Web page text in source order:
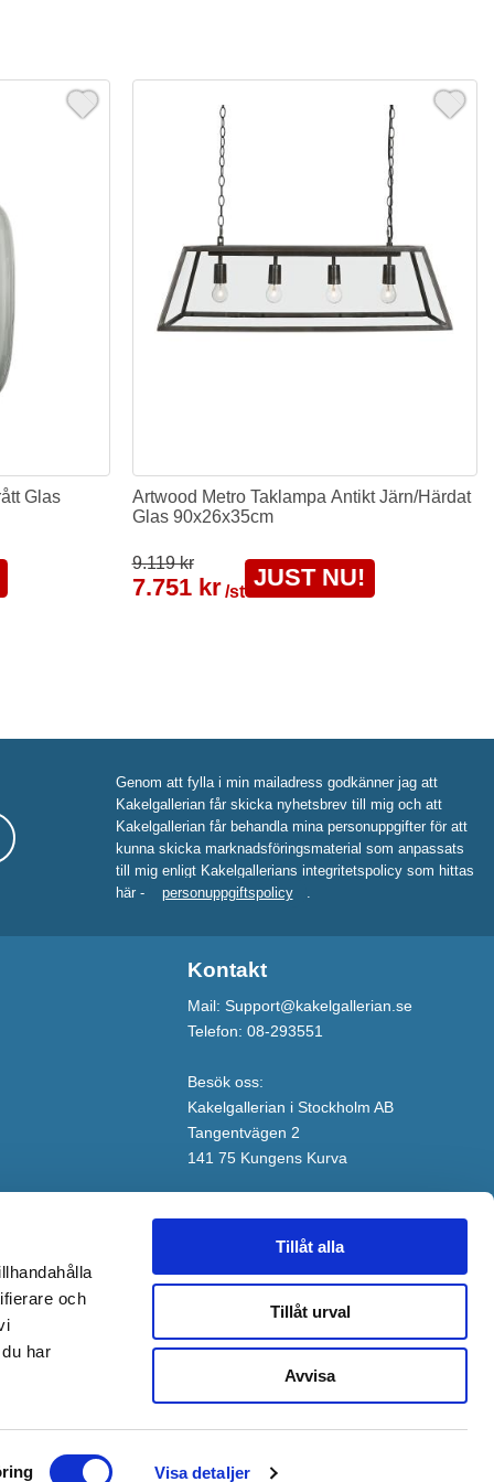
och
har
Visa detaljer
Tillåt alla
Tillåt urval
Avvisa
Glas
Artwood Metro Taklampa Antikt Järn/Härdat
Glas 90x26x35cm
9.119 kr
7.751 kr /st
JUST NU!
Genom att fylla i min mailadress godkänner jag att
Kakelgallerian får skicka nyhetsbrev till mig och att
Kakelgallerian får behandla mina personuppgifter för att
kunna skicka marknadsföringsmaterial som anpassats
till mig enligt Kakelgallerians integritetspolicy som hittas
här -
personuppgiftspolicy
Kontakt
Mail: Support@kakelgallerian.se
Telefon: 08-293551
Besök oss:
Kakelgallerian i Stockholm AB
Tangentvägen 2
141 75 Kungens Kurva